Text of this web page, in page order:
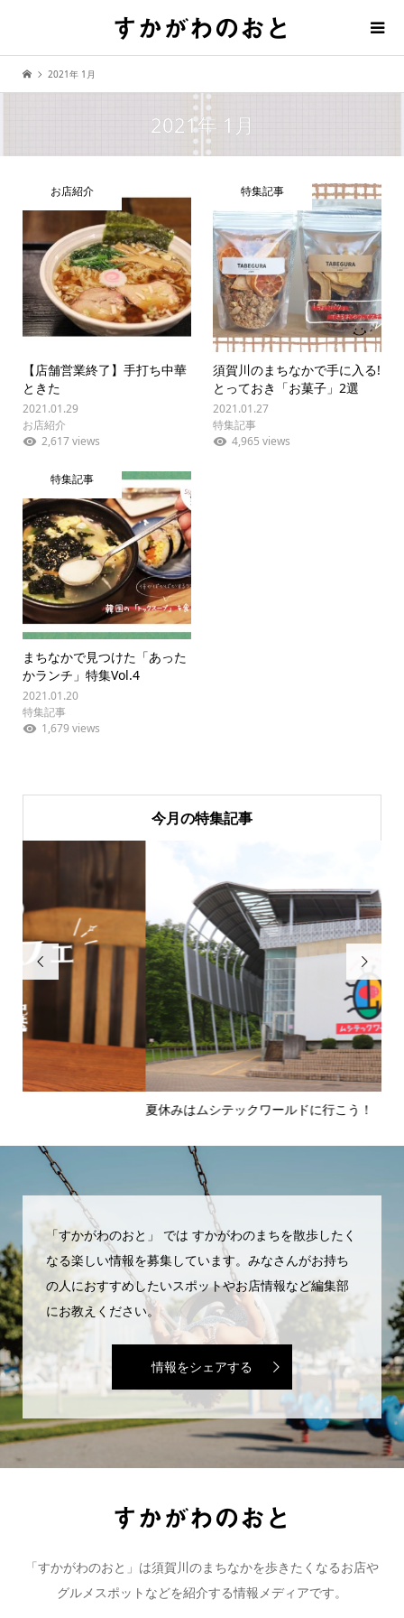
2021年 1月
2021年 1月
お店紹介
【店舗営業終了】手打ち中華
ときた
2021.01.29
お店紹介
2,617 views
特集記事
須賀川のまちなかで手に入る!
とっておき「お菓子」2選
2021.01.27
特集記事
4,965 views
特集記事
まちなかで見つけた「あった
かランチ」特集Vol.4
2021.01.20
特集記事
1,679 views
今月の特集記事

夏休みはムシテックワールドに行こう！

「すかがわのおと」 では すかがわのまちを散歩したく
なる楽しい情報を募集しています。みなさんがお持ち
の人におすすめしたいスポットやお店情報など編集部
にお教えください。
情報をシェアする
「すかがわのおと」は須賀川のまちなかを歩きたくなるお店や
グルメスポットなどを紹介する情報メディアです。